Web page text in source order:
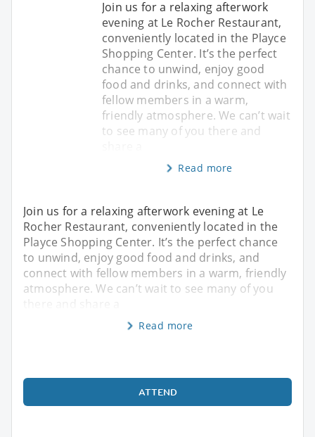
Join us for a relaxing afterwork
evening at Le Rocher Restaurant,
conveniently located in the Playce
Shopping Center. It’s the perfect
chance to unwind, enjoy good
food and drinks, and connect with
fellow members in a warm,
friendly atmosphere. We can’t wait
to see many of you there and
Read more
Join us for a relaxing afterwork evening at Le
Rocher Restaurant, conveniently located in the
Playce Shopping Center. It’s the perfect chance
to unwind, enjoy good food and drinks, and
connect with fellow members in a warm, friendly
atmosphere. We can’t wait to see many of you
Read more
ATTEND